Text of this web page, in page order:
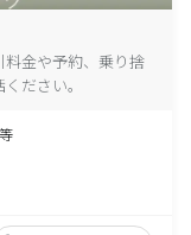
料金や予約、乗り捨
ださい。